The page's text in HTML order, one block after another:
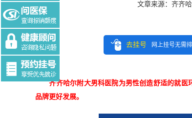
文章来源： 齐齐
去挂号 网上挂号无需
Tag:$tag
齐齐哈尔附大男科医院为男性创造舒适的就
品牌更好发展。